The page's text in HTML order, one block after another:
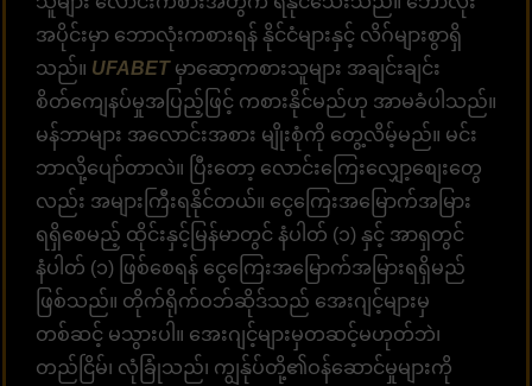
အပိုင်းမှာ ဘောလုံးကစားရန် နိုင်ငံများနှင့် လိဂ်များစွာရှိ
သည်။ UFABETမှာဆော့ကစားသူများ အချင်းချင်း
စိတ်ကျေနပ်မှုအပြည့်ဖြင့် ကစားနိုင်မည်ဟု အာမခံပါသည်။
မန်ဘာများ အလောင်းအစား မျိုးစုံကို တွေ့လိမ့်မည်။ မင်း
ဘာလို့ပျော်တာလဲ။ ပြီးတော့ လောင်းကြေးလျှော့စျေးတွေ
လည်း အများကြီးရနိုင်တယ်။ ငွေကြေးအမြောက်အမြား
ရရှိစေမည့် ထိုင်းနှင့်မြန်မာတွင် နံပါတ် (၁) နှင့် အာရှတွင်
နံပါတ် (၁) ဖြစ်စေရန် ငွေကြေးအမြောက်အမြားရရှိမည်
ဖြစ်သည်။ တိုက်ရိုက်ဝဘ်ဆိုဒ်သည် အေးဂျင့်များမှ
တစ်ဆင့် မသွားပါ။ အေးဂျင့်များမှတဆင့်မဟုတ်ဘဲ၊
တည်ငြိမ်၊ လုံခြုံသည်၊ ကျွန်ုပ်တို့၏ဝန်ဆောင်မှုများကို